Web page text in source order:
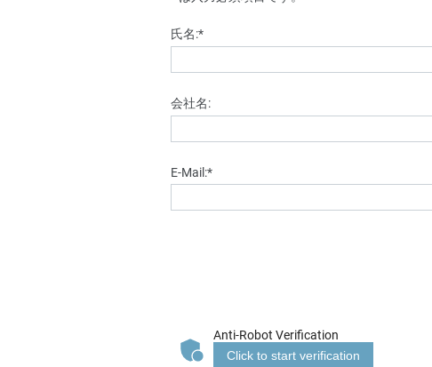
氏名:*
会社名:
E-Mail:*
Anti-Robot Verification
Click to start verification